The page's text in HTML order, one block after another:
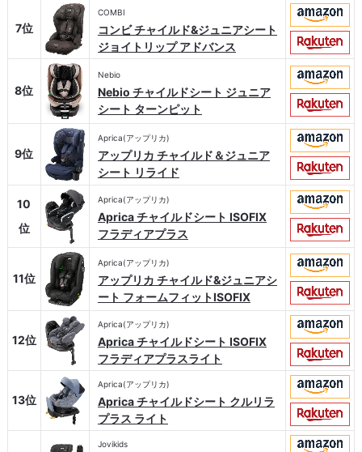
7位
COMBI
コンビ チャイルド&ジュニアシート
ジョイトリップ アドバンス
8位
Nebio
Nebio チャイルドシート ジュニア
シート ターンピット
9位
Aprica(アップリカ)
アップリカ チャイルド＆ジュニア
シート リライド
10
位
Aprica(アップリカ)
Aprica チャイルドシート ISOFIX
フラディアプラス
11位
Aprica(アップリカ)
アップリカ チャイルド&ジュニアシ
ート フォームフィットISOFIX
12位
Aprica(アップリカ)
Aprica チャイルドシート ISOFIX
フラディアプラスライト
13位
Aprica(アップリカ)
Aprica チャイルドシート クルリラ
プラス ライト
Jovikids